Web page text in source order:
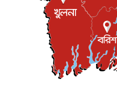
ইস্ট লন্ডন মসজিদের
লেন্স...
ইসলাম ও জীবন
সিলেটের কন্যা
দেশজুড়ে
আজ থেকে সবার জন্য